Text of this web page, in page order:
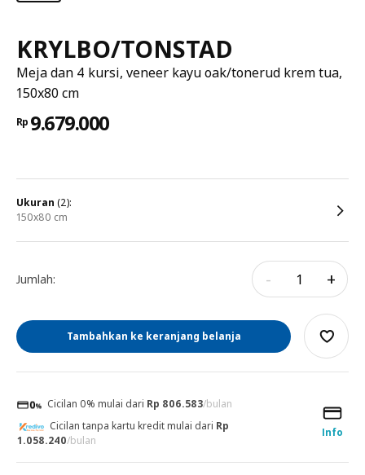
KRYLBO/TONSTAD
Meja dan 4 kursi, veneer kayu oak/tonerud krem tua,
150x80 cm
Rp 9.679.000
ukuran (2):
150x80 cm
Jumlah: - +
Tambahkan ke keranjang belanja
Cicilan 0% mulai dari Rp 806.583/bulan
Info
Cicilan tanpa kartu kredit mulai dari Rp
1.058.240/bulan